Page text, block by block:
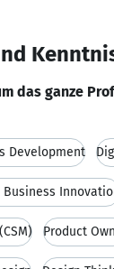
das ganze
Development
Business
Product